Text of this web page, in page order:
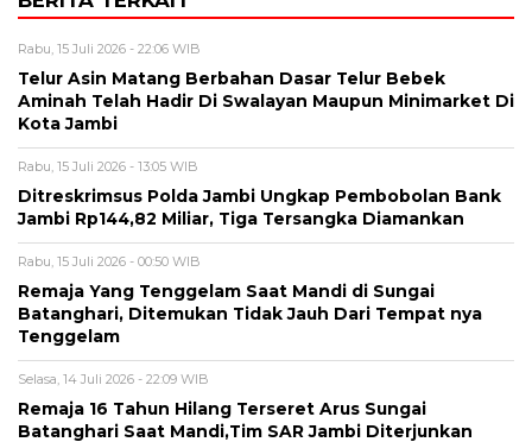
Rabu, 15 Juli 2026 - 22:06 WIB
Telur Asin Matang Berbahan Dasar Telur Bebek
Aminah Telah Hadir Di Swalayan Maupun Minimarket Di
Kota Jambi
Rabu, 15 Juli 2026 - 13:05 WIB
Ditreskrimsus Polda Jambi Ungkap Pembobolan Bank
Jambi Rp144,82 Miliar, Tiga Tersangka Diamankan
Rabu, 15 Juli 2026 - 00:50 WIB
Remaja Yang Tenggelam Saat Mandi di Sungai
Batanghari, Ditemukan Tidak Jauh Dari Tempat nya
Tenggelam
Selasa, 14 Juli 2026 - 22:09 WIB
Remaja 16 Tahun Hilang Terseret Arus Sungai
Batanghari Saat Mandi,Tim SAR Jambi Diterjunkan